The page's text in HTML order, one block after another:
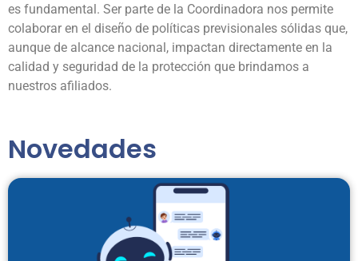
es fundamental. Ser parte de la Coordinadora nos permite
colaborar en el diseño de políticas previsionales sólidas que,
aunque de alcance nacional, impactan directamente en la
calidad y seguridad de la protección que brindamos a
nuestros afiliados.
Novedades